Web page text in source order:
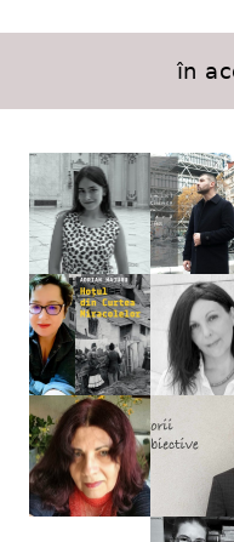
în